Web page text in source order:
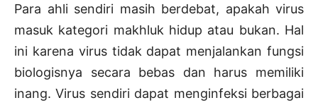
Para ahli sendiri masih berdebat, apakah virus
masuk kategori makhluk hidup atau bukan. Hal
ini karena virus tidak dapat menjalankan fungsi
biologisnya secara bebas dan harus memiliki
inang. Virus sendiri dapat menginfeksi berbagai